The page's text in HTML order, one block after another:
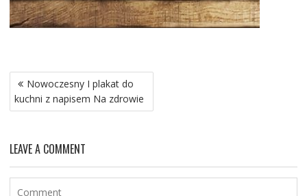
Nawigacja
wpisu
Nowoczesny I plakat do
kuchni z napisem Na zdrowie
LEAVE A COMMENT